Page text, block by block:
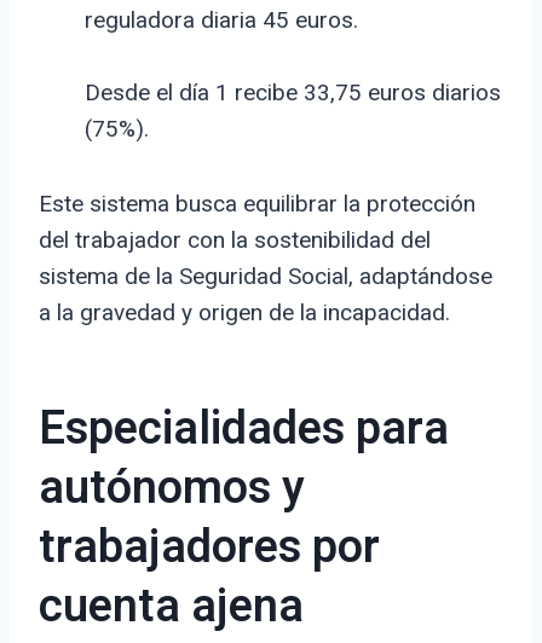
reguladora diaria 45 euros.
Desde el día 1 recibe 33,75 euros diarios
(75%).
Este sistema busca equilibrar la protección
del trabajador con la sostenibilidad del
sistema de la Seguridad Social, adaptándose
a la gravedad y origen de la incapacidad.
Especialidades para
autónomos y
trabajadores por
cuenta ajena